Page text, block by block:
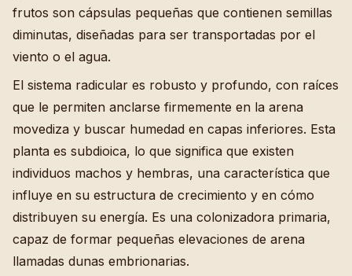
frutos son cápsulas pequeñas que contienen semillas
diminutas, diseñadas para ser transportadas por el
viento o el agua.
El sistema radicular es robusto y profundo, con raíces
que le permiten anclarse firmemente en la arena
movediza y buscar humedad en capas inferiores. Esta
planta es subdioica, lo que significa que existen
individuos machos y hembras, una característica que
influye en su estructura de crecimiento y en cómo
distribuyen su energía. Es una colonizadora primaria,
capaz de formar pequeñas elevaciones de arena
llamadas dunas embrionarias.